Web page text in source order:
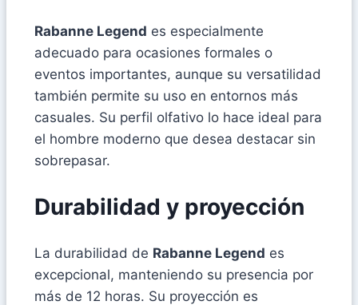
Rabanne Legend es especialmente
adecuado para ocasiones formales o
eventos importantes, aunque su versatilidad
también permite su uso en entornos más
casuales. Su perfil olfativo lo hace ideal para
el hombre moderno que desea destacar sin
sobrepasar.
Durabilidad y proyección
La durabilidad de Rabanne Legend es
excepcional, manteniendo su presencia por
más de 12 horas. Su proyección es